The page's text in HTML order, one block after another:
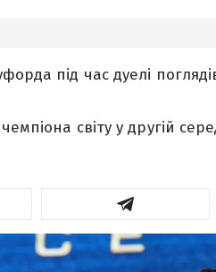
під час дуелі
світу у другій